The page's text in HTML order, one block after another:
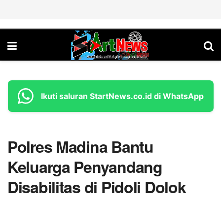
Ikuti saluran StartNews.co.id di WhatsApp
Polres Madina Bantu
Keluarga Penyandang
Disabilitas di Pidoli Dolok